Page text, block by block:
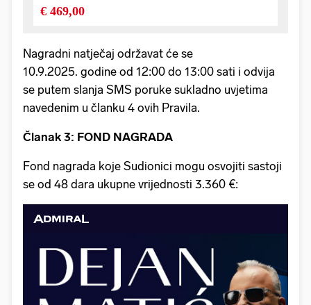
Nagradni natječaj održavat će se
10.9.2025. godine od 12:00 do 13:00 sati i odvija
se putem slanja SMS poruke sukladno uvjetima
navedenim u članku 4 ovih Pravila.
Članak 3: FOND NAGRADA
Fond nagrada koje Sudionici mogu osvojiti sastoji
se od 48 dara ukupne vrijednosti 3.360 €: